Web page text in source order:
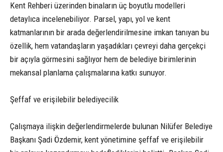
Kent Rehberi üzerinden binaların üç boyutlu modelleri
detaylıca incelenebiliyor. Parsel, yapı, yol ve kent
katmanlarının bir arada değerlendirilmesine imkan tanıyan bu
özellik, hem vatandaşların yaşadıkları çevreyi daha gerçekçi
bir açıyla görmesini sağlıyor hem de belediye birimlerinin
mekansal planlama çalışmalarına katkı sunuyor.
Şeffaf ve erişilebilir belediyecilik
Çalışmaya ilişkin değerlendirmelerde bulunan Nilüfer Belediye
Başkanı Şadi Özdemir, kent yönetimine şeffaf ve erişilebilir